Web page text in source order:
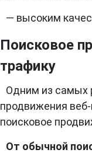
— высоким
Поисковое
трафику
Одним из самых
продвижения
поисковое
От обычной